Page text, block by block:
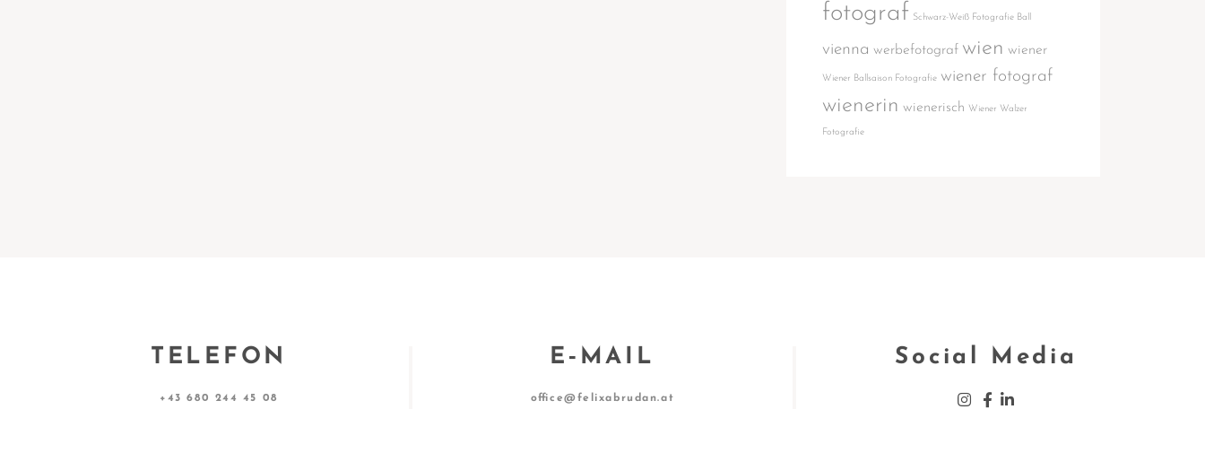
fotograf Schwarz-Weiß Fotografie Ball
vienna werbefotograf wien wiener
Wiener Ballsaison Fotografie wiener fotograf
wienerin wienerisch Wiener Walzer
Fotografie
TELEFON
+43 680 244 45 08
E‑MAIL
office@felixabrudan.at
Social Media
Insta­gram
Face­book